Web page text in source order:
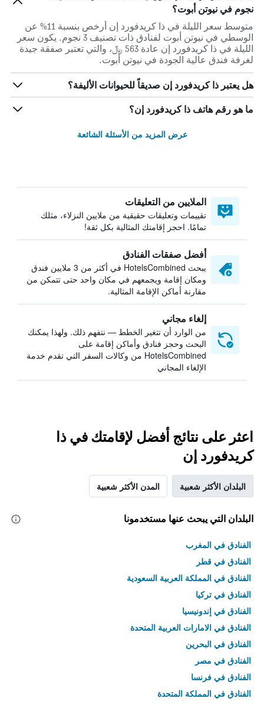
نجوم في نيوتن أبوت؟
متوسط سعر الليلة في ذا كريدفورد إن أرخص بنسبة 11% عن
الوسطي في نيوتن أبوت لفنادق ذات تصنيف 3 نجوم. يكون سعر
الليلة في ذا كريدفورد إن عادة 563 ﷼، والتي تعتبر صفقة جيدة
لغرفة فندق عالية الجودة في نيوتن أبوت.
هل يعتبر ذا كريدفورد إن صديقاً للحيوانات الأليفة؟
ما هو رقم هاتف ذا كريدفورد إن؟
عرض المزيد من الأسئلة الشائعة
الملايين من التعليقات
تقييمات وتعليقات حقيقية من ملايين النزلاء، مثلك
تمامًا. احجز إقامتك المثالية بكل ثقة!
أفضل صفقات الفنادق
يبحث HotelsCombined في أكثر من 3 ملايين فندق
ومكان إقامة ويجمعهم في مكان واحد حتى تتمكن من
مقارنة أماكن الإقامة المثالية.
إلغاء مجاني
من الوارد أن تتغير الخطط — نتفهم ذلك. ولهذا يمكنك
البحث وحجز فنادق وأماكن إقامة على
HotelsCombined من وكالات السفر التي تقدم خدمة
الإلغاء المجاني
اعثر على نتائج أفضل لإقامتك في ذا
كريدفورد إن
البلدان الأكثر شعبية المدن الأكثر شعبية
البلدان التي يبحث عنها مستخدمونا
الفنادق في المغرب
الفنادق في قطر
الفنادق في المملكة العربية السعودية
الفنادق في تركيا
الفنادق في إندونيسيا
الفنادق في الامارات العربية المتحدة
الفنادق في البحرين
الفنادق في مصر
الفنادق في فرنسا
الفنادق في المملكة المتحدة